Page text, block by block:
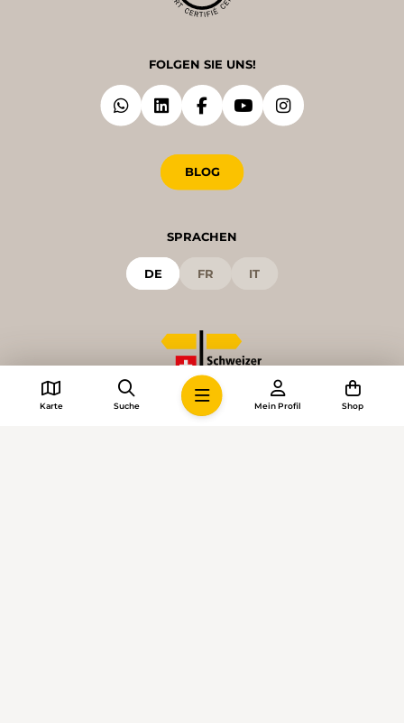
FOLGEN SIE UNS!
BLOG
SPRACHEN
DE FR IT
Karte Suche Mein Profil Shop